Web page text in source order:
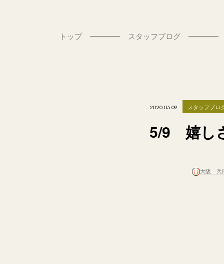
トップ スタッフブログ
2020.05.09 スタッフブロ
5/9 嬉し
大阪 兵